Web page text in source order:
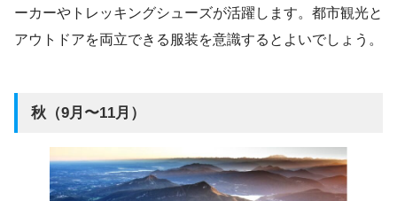
ーカーやトレッキングシューズが活躍します。都市観光と
アウトドアを両立できる服装を意識するとよいでしょう。
秋（9月〜11月）